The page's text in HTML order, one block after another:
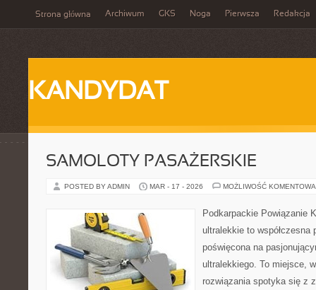
Strona główna Archiwum GKS Noga Pierwsza Redakcja
KANDYDAT
SAMOLOTY PASAŻERSKIE
POSTED BY ADMIN MAR - 17 - 2026 MOŻLIWOŚĆ
Podkarpackie Powiązanie
ultralekkie to
poświęcona na
ultralekkiego. To miejsce,
rozwiązania spotyka się z